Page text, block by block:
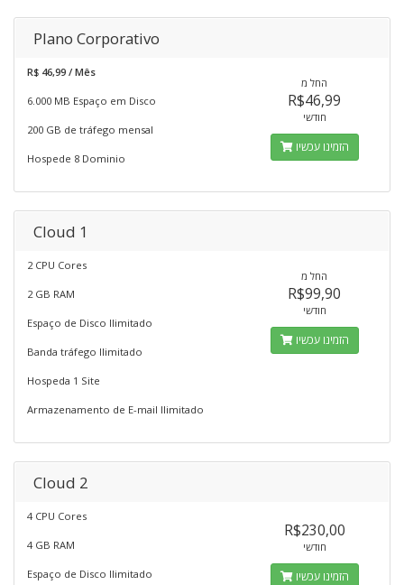
Plano Corporativo
R$ 46,99 / Mês
6.000 MB Espaço em Disco
200 GB de tráfego mensal
Hospede 8 Dominio
החל מ
R$46,99
חודשי
הזמינו עכשיו
Cloud 1
2 CPU Cores
2 GB RAM
Espaço de Disco Ilimitado
Banda tráfego Ilimitado
Hospeda 1 Site
Armazenamento de E-mail Ilimitado
החל מ
R$99,90
חודשי
הזמינו עכשיו
Cloud 2
4 CPU Cores
4 GB RAM
Espaço de Disco Ilimitado
R$230,00
חודשי
הזמינו עכשיו